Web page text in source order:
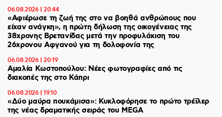
06.08.2026 | 20:44
«Αφιέρωσε τη ζωή της στο να βοηθά ανθρώπους που
είχαν ανάγκη», η πρώτη δήλωση της οικογένειας της
38χρονης Βρετανίδας μετά την προφυλάκιση του
26χρονου Αφγανού για τη δολοφονία της
06.08.2026 | 20:19
Αμαλία Κωστοπούλου: Νέες φωτογραφίες από τις
διακοπές της στο Κάπρι
06.08.2026 | 19:10
«Δύο μαύρα πουκάμισα»: Κυκλοφόρησε το πρώτο τρέϊλερ
της νέας δραματικής σειράς του MEGA